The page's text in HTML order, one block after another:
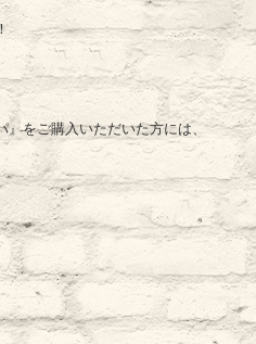
』をご購入いただいた方には、